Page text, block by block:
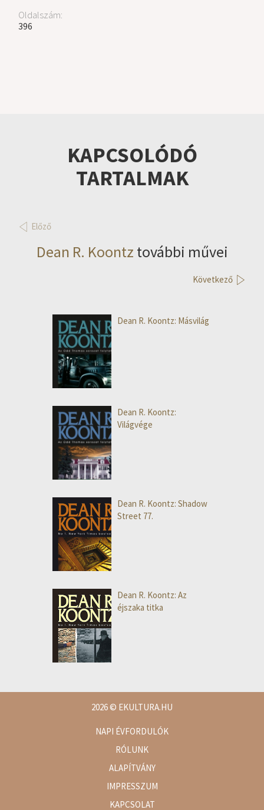
Oldalszám:
396
KAPCSOLÓDÓ
TARTALMAK
Előző
Dean R. Koontz további művei
Következő
Dean R. Koontz: Másvilág
Dean R. Koontz:
Világvége
Dean R. Koontz: Shadow
Street 77.
Dean R. Koontz: Az
éjszaka titka
2026© EKULTURA.HU
NAPI ÉVFORDULÓK
RÓLUNK
ALAPÍTVÁNY
IMPRESSZUM
KAPCSOLAT